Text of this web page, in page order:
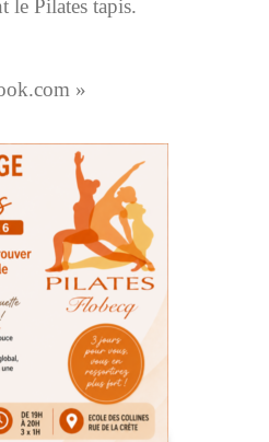
le Pilates tapis.
»